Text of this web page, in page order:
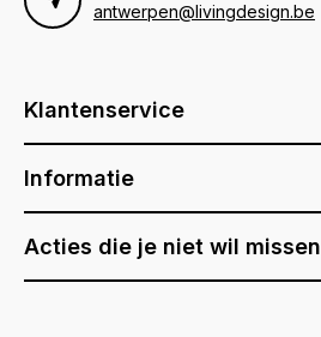
antwerpen@livingdesign.be
Klantenservice
Informatie
Acties die je niet wil missen